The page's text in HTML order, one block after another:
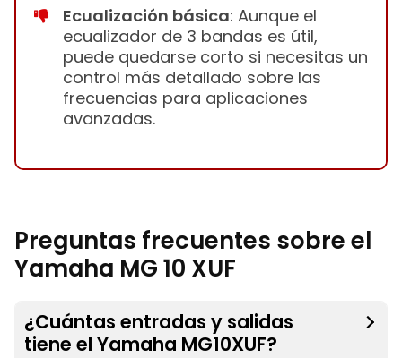
Ecualización básica: Aunque el
ecualizador de 3 bandas es útil,
puede quedarse corto si necesitas un
control más detallado sobre las
frecuencias para aplicaciones
avanzadas.
Preguntas frecuentes sobre el
Yamaha MG 10 XUF
¿Cuántas entradas y salidas
tiene el Yamaha MG10XUF?